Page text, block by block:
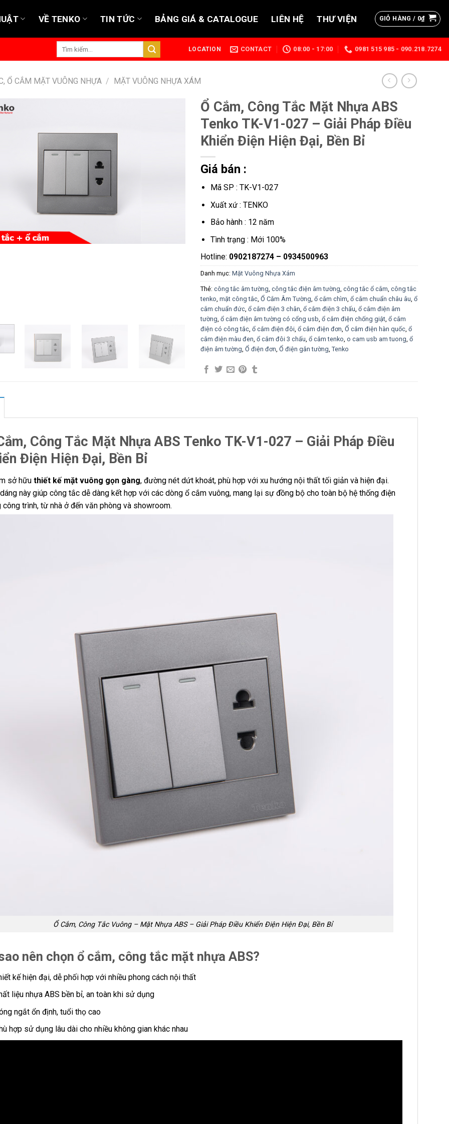
VỀ TENKO TIN TỨC BẢNG GIÁ & CATALOGUE LIÊN HỆ THƯ VIỆN GIỎ HÀNG / 0₫
LOCATION CONTACT 08:00 - 17:00 0981 515 985 - 090.218.7274
Ổ CẮM MẶT VUÔNG NHỰA / MẶT VUÔNG NHỰA XÁM
Ổ Cắm, Công Tắc Mặt Nhựa ABS
Tenko TK-V1-027 – Giải Pháp Điều
Khiển Điện Hiện Đại, Bền Bỉ
Giá bán :
Mã SP : TK-V1-027
Xuất xứ : TENKO
Bảo hành : 12 năm
Tình trạng : Mới 100%
Hotline: 0902187274 – 0934500963
Danh mục: Mặt Vuông Nhựa Xám
Thẻ: công tắc âm tường, công tắc điện âm tường, công tắc ổ cắm, công tắc
tenko, mặt công tắc, Ổ Cắm Âm Tường, ổ cắm chìm, ổ cắm chuẩn châu âu, ổ
cắm chuẩn đức, ổ cắm điện 3 chân, ổ cắm điện 3 chấu, ổ cắm điện âm
tường, ổ cắm điện âm tường có cổng usb, ổ cắm điện chống giật, ổ cắm
điện có công tắc, ổ cắm điện đôi, ổ cắm điện đơn, Ổ cắm điện hàn quốc, ổ
cắm điện màu đen, ổ cắm đôi 3 chấu, ổ cắm tenko, o cam usb am tuong, ổ
điện âm tường, Ổ điện đơn, Ổ điện gắn tường, Tenko
Công Tắc Mặt Nhựa ABS Tenko TK-V1-027 – Giải Pháp Điều
Điện Hiện Đại, Bền Bỉ
sở hữu thiết kế mặt vuông gọn gàng, đường nét dứt khoát, phù hợp với xu hướng nội thất tối giản và hiện đại.
này giúp công tắc dễ dàng kết hợp với các dòng ổ cắm vuông, mang lại sự đồng bộ cho toàn bộ hệ thống điện
công trình, từ nhà ở đến văn phòng và showroom.
Ổ Cắm, Công Tắc Vuông – Mặt Nhựa ABS – Giải Pháp Điều Khiển Điện Hiện Đại, Bền Bỉ
nên chọn ổ cắm, công tắc mặt nhựa ABS?
kế hiện đại, dễ phối hợp với nhiều phong cách nội thất
liệu nhựa ABS bền bỉ, an toàn khi sử dụng
ngắt ổn định, tuổi thọ cao
hợp sử dụng lâu dài cho nhiều không gian khác nhau